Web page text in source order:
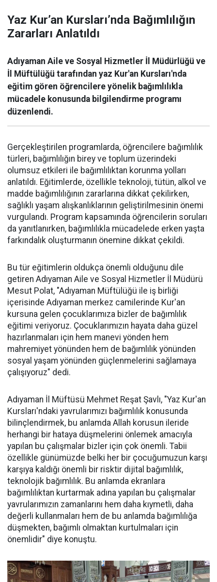
Yaz Kur’an Kursları’nda Bağımlılığın
Zararları Anlatıldı
Adıyaman Aile ve Sosyal Hizmetler İl Müdürlüğü ve
İl Müftülüğü tarafından yaz Kur'an Kursları'nda
eğitim gören öğrencilere yönelik bağımlılıkla
mücadele konusunda bilgilendirme programı
düzenlendi.
Gerçekleştirilen programlarda, öğrencilere bağımlılık
türleri, bağımlılığın birey ve toplum üzerindeki
olumsuz etkileri ile bağımlılıktan korunma yolları
anlatıldı. Eğitimlerde, özellikle teknoloji, tütün, alkol ve
madde bağımlılığının zararlarına dikkat çekilirken,
sağlıklı yaşam alışkanlıklarının geliştirilmesinin önemi
vurgulandı. Program kapsamında öğrencilerin soruları
da yanıtlanırken, bağımlılıkla mücadelede erken yaşta
farkındalık oluşturmanın önemine dikkat çekildi.
Bu tür eğitimlerin oldukça önemli olduğunu dile
getiren Adıyaman Aile ve Sosyal Hizmetler İl Müdürü
Mesut Polat, "Adıyaman Müftülüğü ile iş birliği
içerisinde Adıyaman merkez camilerinde Kur'an
kursuna gelen çocuklarımıza bizler de bağımlılık
eğitimi veriyoruz. Çocuklarımızın hayata daha güzel
hazırlanmaları için hem manevi yönden hem
mahremiyet yönünden hem de bağımlılık yönünden
sosyal yaşam yönünden güçlenmelerini sağlamaya
çalışıyoruz" dedi.
Adıyaman İl Müftüsü Mehmet Reşat Şavlı, "Yaz Kur'an
Kursları'ndaki yavrularımızı bağımlılık konusunda
bilinçlendirmek, bu anlamda Allah korusun ileride
herhangi bir hataya düşmelerini önlemek amacıyla
yapılan bu çalışmalar bizler için çok önemli. Tabii
özellikle günümüzde belki her bir çocuğumuzun karşı
karşıya kaldığı önemli bir risktir dijital bağımlılık,
teknolojik bağımlılık. Bu anlamda ekranlara
bağımlılıktan kurtarmak adına yapılan bu çalışmalar
yavrularımızın zamanlarını hem daha kıymetli, daha
değerli kullanmaları hem de bu anlamda bağımlılığa
düşmekten, bağımlı olmaktan kurtulmaları için
önemlidir" diye konuştu.